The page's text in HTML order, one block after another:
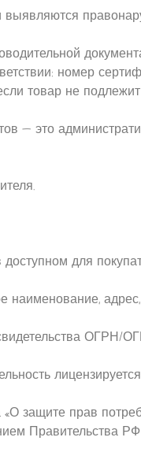
выявляются
номер
товар не
— это
доступном для
«О защите прав
Правительства